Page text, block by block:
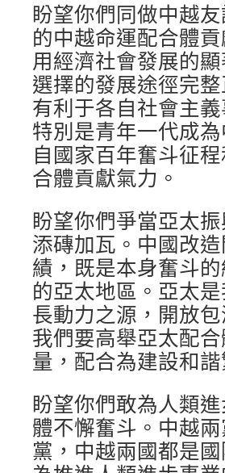
盼望你們同做中越
的中越命運配合體
用經濟社會發展的
選擇的發展途徑完
有利于各自社會主
特別是青年一代成
自國家百年奮斗征
合體貢獻氣力。
盼望你們爭當亞太
添磚加瓦。中國改
績，既是本身奮斗
的亞太地區。亞太
長動力之源，開放
我們要高舉亞太配
量，配合為建設和
盼望你們敢為人類
體不懈奮斗。中越
黨，中越兩國都是